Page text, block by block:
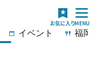
イベント 福岡